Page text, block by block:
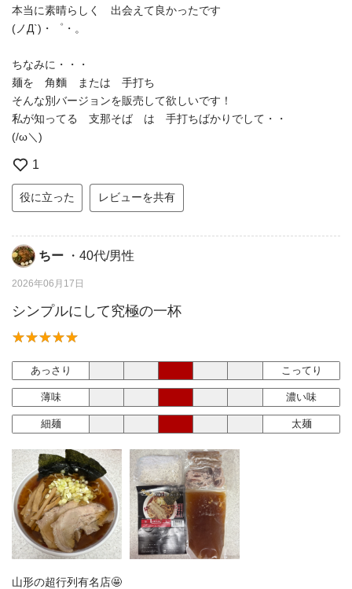
本当に素晴らしく 出会えて良かったです
(ノД`)・゜・。
ちなみに・・・
麺を 角麵 または 手打ち
そんな別バージョンを販売して欲しいです！
私が知ってる 支那そば は 手打ちばかりでして・・
(/ω＼)
1
役に立った レビューを共有
ちー ・40代/男性
2026年06月17日
シンプルにして究極の一杯
あっさり こってり
薄味 濃い味
細麺 太麺
山形の超行列有名店🤩